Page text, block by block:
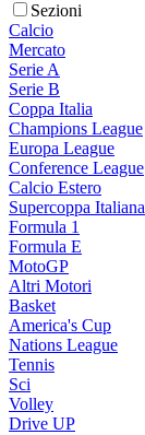
Sezioni
Calcio
Mercato
Serie A
Serie B
Coppa Italia
Champions League
Europa League
Conference League
Calcio Estero
Supercoppa Italiana
Formula 1
Formula E
MotoGP
Altri Motori
Basket
America's Cup
Nations League
Tennis
Sci
Volley
Drive UP